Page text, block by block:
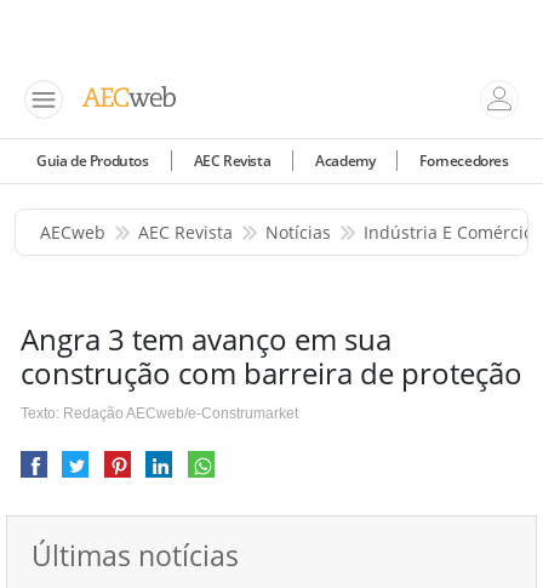
Guia de Produtos AEC Revista Academy Fornecedores
AECweb AEC Revista Notícias Indústria E Comércio
Angra 3 tem avanço em sua
construção com barreira de proteção
Texto: Redação AECweb/e-Construmarket
Últimas notícias